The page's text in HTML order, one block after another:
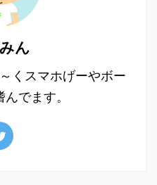
ん
くスマホげーやボー
でます。